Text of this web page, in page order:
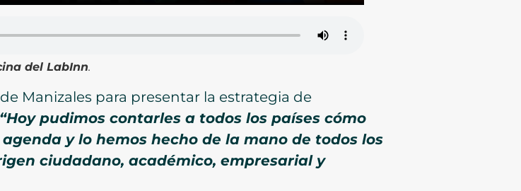
del LabInn.
Manizales para presentar la estrategia de
“Hoy pudimos contarles a todos los países cómo
y lo hemos hecho de la mano de todos los
ciudadano, académico, empresarial y